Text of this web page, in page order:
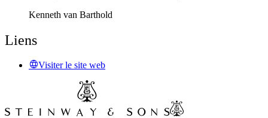
Kenneth van Barthold
Liens
Visiter le site web